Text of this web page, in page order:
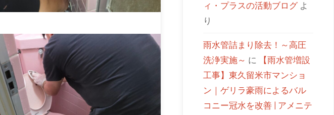
ィ・プラスの活動ブログよ
り
雨水管詰まり除去！～高圧
洗浄実施～ に
【雨水管増設
工事】東久留米市マンショ
ン｜ゲリラ豪雨によるバル
コニー冠水を改善 | アメニテ